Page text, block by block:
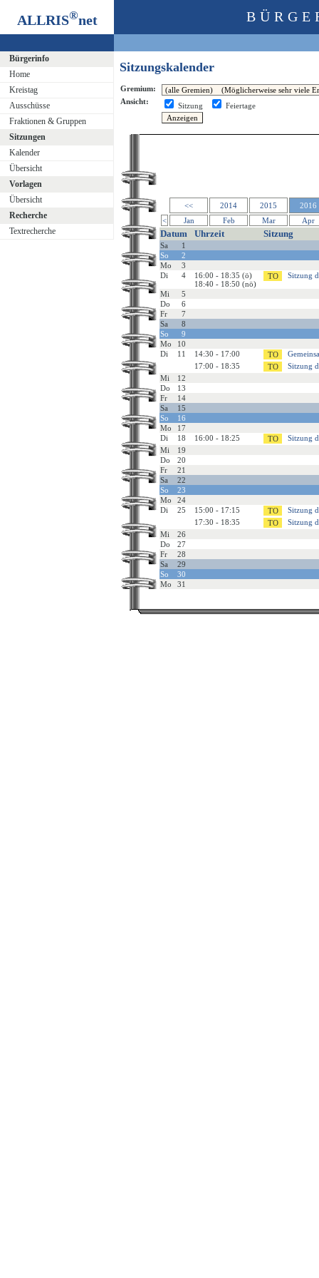
ALLRIS®net
Bürgerinfo
Home
Kreistag
Ausschüsse
Fraktionen & Gruppen
Sitzungen
Kalender
Übersicht
Vorlagen
Übersicht
Recherche
Textrecherche
Sitzungskalender
Gremium:
Ansicht:
Sitzung Feiertage
<< 2014 2015
2016
<
Jan Feb Mar Apr
Datum Uhrzeit Sitzung
Sa
1
So
2
Mo
3
Di
4
16:00 - 18:35 (ö)
18:40 - 18:50 (nö)
Sitzung
Mi
5
Do
6
Fr
7
Sa
8
So
9
Mo
10
Di
11 14:30 - 17:00
17:00 - 18:35
Sitzung
Mi
12
Do
13
Fr
14
Sa
15
So
16
Mo
17
Di
18 16:00 - 18:25
Sitzung
Mi
19
Do
20
Fr
21
Sa
22
So
23
Mo
24
Di
25 15:00 - 17:15
Sitzung
17:30 - 18:35
Sitzung
Mi
26
Do
27
Fr
28
Sa
29
So
30
Mo
31